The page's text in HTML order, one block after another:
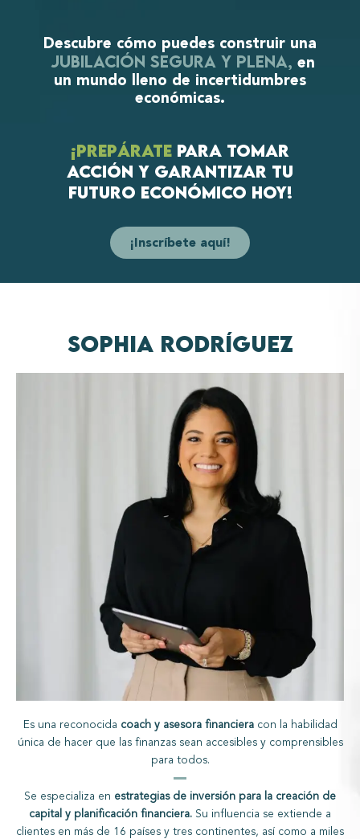
Descubre cómo puedes construir una
jubilación segura y plena, en
un mundo lleno de incertidumbres
económicas.
¡Prepárate para tomar
acción y garantizar tu
futuro económico hoy!
¡Inscríbete aquí!
Sophia Rodríguez
Es una reconocida coach y asesora financieracon la habilidad
única de hacer que las finanzas sean accesibles y comprensibles
para todos.
Se especializa en estrategias de inversión para la creación de
capital y planificación financiera. Su influencia se extiende a
clientes en más de 16 países y tres continentes, así como a miles